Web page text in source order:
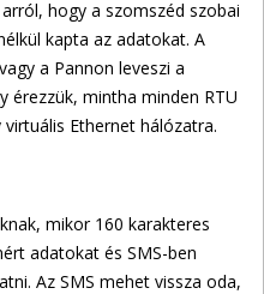
hogy a szomszéd szobai
kapta az adatokat. A
a Pannon leveszi a
érezzük, mintha minden RTU
Ethernet hálózatra.
mikor 160 karakteres
adatokat és SMS-ben
Az SMS mehet vissza oda,